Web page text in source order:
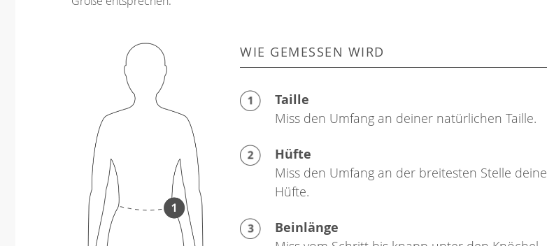
WIE GEMESSEN WIRD
Taille
Miss den Umfang an deiner natürlichen Taille.
Hüfte
Miss den Umfang an der breitesten Stelle
Hüfte.
Beinlänge